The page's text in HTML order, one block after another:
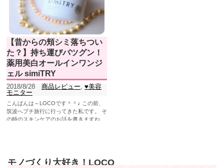
【昔からの頬シミ落ちつい
た？】持ち運びバツグン！
薬用美白オールインワンジ
ェル simiTRY
2018/8/28 商品レビュー,♥美容
モニター
こんばんは～LOCOです＾＾♪ この前、
筑波へプチ旅行に行ってきた私です。 そ
の時のスキンケアのお話を書きますね。
モノづくり大好き！LOCO